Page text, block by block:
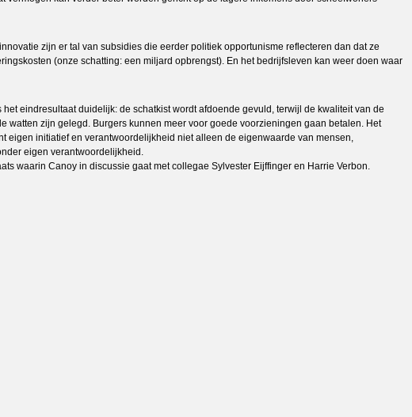
zijn er tal van subsidies die eerder politiek opportunisme reflecteren dan dat ze
(onze schatting: een miljard opbrengst). En het bedrijfsleven kan weer doen waar
eindresultaat duidelijk: de schatkist wordt afdoende gevuld, terwijl de kwaliteit van de
zijn gelegd. Burgers kunnen meer voor goede voorzieningen gaan betalen. Het
eigen initiatief en verantwoordelijkheid niet alleen de eigenwaarde van mensen,
eigen verantwoordelijkheid.
waarin Canoy in discussie gaat met collegae Sylvester Eijffinger en Harrie Verbon.